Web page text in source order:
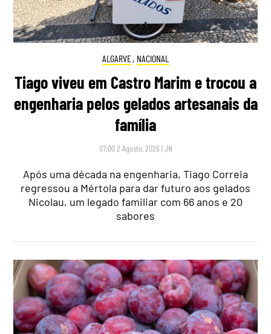
ALGARVE, NACIONAL
Tiago viveu em Castro Marim e trocou a
engenharia pelos gelados artesanais da
família
07:00 2 Agosto, 2026 |JN
Após uma década na engenharia, Tiago Correia
regressou a Mértola para dar futuro aos gelados
Nicolau, um legado familiar com 66 anos e 20
sabores